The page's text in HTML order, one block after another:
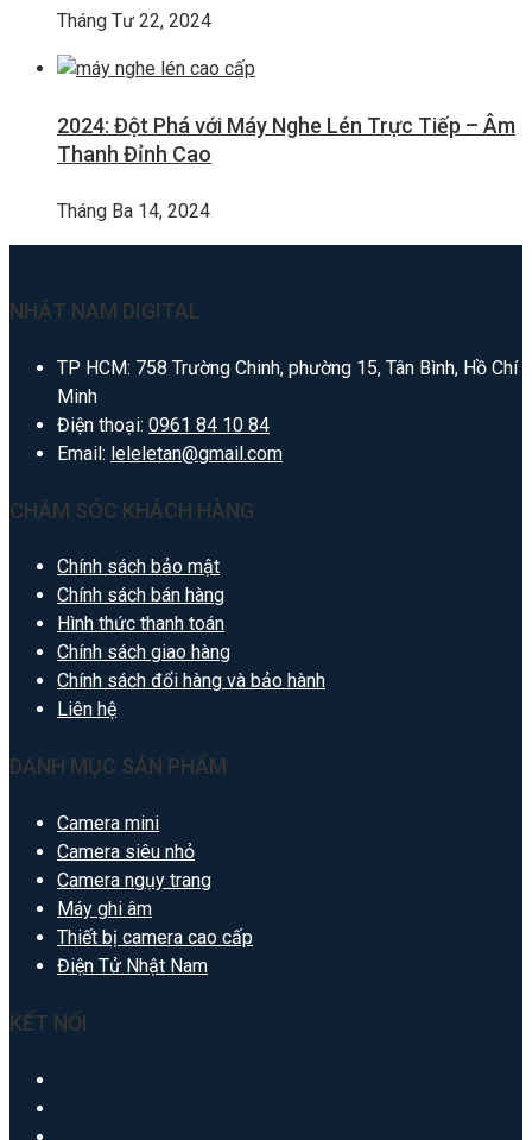
Tháng Tư 22, 2024
2024: Đột Phá với Máy Nghe Lén Trực Tiếp – Âm
Thanh Đỉnh Cao
Tháng Ba 14, 2024
NHẬT NAM DIGITAL
TP HCM: 758 Trường Chinh, phường 15, Tân Bình, Hồ Chí
Minh
Điện thoại: 0961 84 10 84
Email: leleletan@gmail.com
CHĂM SÓC KHÁCH HÀNG
Chính sách bảo mật
Chính sách bán hàng
Hình thức thanh toán
Chính sách giao hàng
Chính sách đổi hàng và bảo hành
Liên hệ
DANH MỤC SẢN PHẨM
Camera mini
Camera siêu nhỏ
Camera ngụy trang
Máy ghi âm
Thiết bị camera cao cấp
Điện Tử Nhật Nam
KẾT NỐI